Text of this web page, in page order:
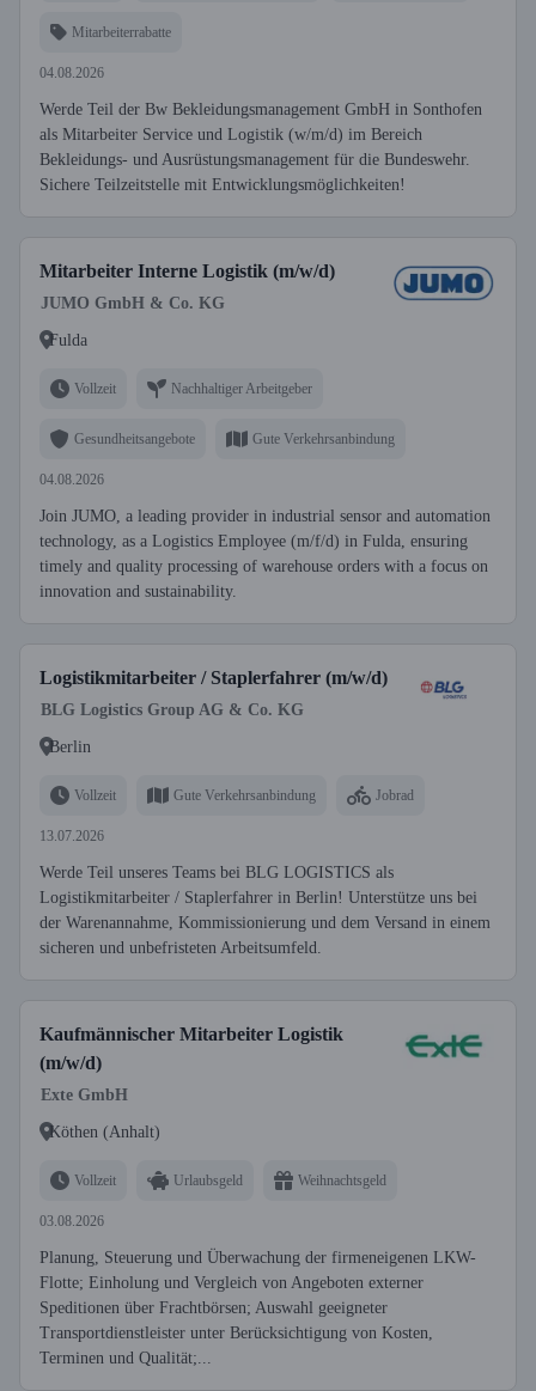
Mitarbeiterrabatte
04.08.2026
Werde Teil der Bw Bekleidungsmanagement GmbH in Sonthofen
als Mitarbeiter Service und Logistik (w/m/d) im Bereich
Bekleidungs- und Ausrüstungsmanagement für die Bundeswehr.
Sichere Teilzeitstelle mit Entwicklungsmöglichkeiten!
Mitarbeiter Interne Logistik (m/w/d)
JUMO GmbH & Co. KG
Fulda
Vollzeit Nachhaltiger Arbeitgeber
Gesundheitsangebote Gute Verkehrsanbindung
04.08.2026
Join JUMO, a leading provider in industrial sensor and automation
technology, as a Logistics Employee (m/f/d) in Fulda, ensuring
timely and quality processing of warehouse orders with a focus on
innovation and sustainability.
Logistikmitarbeiter / Staplerfahrer (m/w/d)
BLG Logistics Group AG & Co. KG
Berlin
Vollzeit Gute Verkehrsanbindung Jobrad
13.07.2026
Werde Teil unseres Teams bei BLG LOGISTICS als
Logistikmitarbeiter / Staplerfahrer in Berlin! Unterstütze uns bei
der Warenannahme, Kommissionierung und dem Versand in einem
sicheren und unbefristeten Arbeitsumfeld.
Kaufmännischer Mitarbeiter Logistik
(m/w/d)
Exte GmbH
Köthen (Anhalt)
Vollzeit Urlaubsgeld Weihnachtsgeld
03.08.2026
Planung, Steuerung und Überwachung der firmeneigenen LKW-
Flotte; Einholung und Vergleich von Angeboten externer
Speditionen über Frachtbörsen; Auswahl geeigneter
Transportdienstleister unter Berücksichtigung von Kosten,
Terminen und Qualität;...